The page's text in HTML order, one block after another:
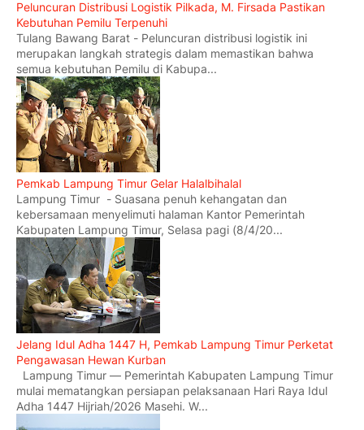
Peluncuran Distribusi Logistik Pilkada, M. Firsada Pastikan
Kebutuhan Pemilu Terpenuhi
Tulang Bawang Barat - Peluncuran distribusi logistik ini
merupakan langkah strategis dalam memastikan bahwa
semua kebutuhan Pemilu di Kabupa...
Pemkab Lampung Timur Gelar Halalbihalal
Lampung Timur - Suasana penuh kehangatan dan
kebersamaan menyelimuti halaman Kantor Pemerintah
Kabupaten Lampung Timur, Selasa pagi (8/4/20...
Jelang Idul Adha 1447 H, Pemkab Lampung Timur Perketat
Pengawasan Hewan Kurban
Lampung Timur — Pemerintah Kabupaten Lampung Timur
mulai mematangkan persiapan pelaksanaan Hari Raya Idul
Adha 1447 Hijriah/2026 Masehi. W...